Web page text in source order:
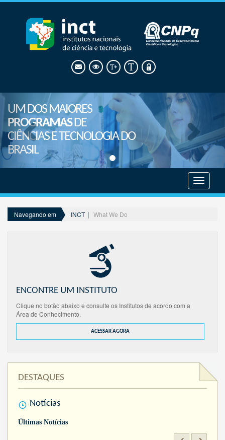
UM DOS MAIORES
PROGRAMASDE
CIÊNCIAS E TECNOLOGIA DO
BRASIL
menu
Navegando em INCT What We Do
ENCONTRE UM INSTITUTO
Clique no botão abaixo e consulte os Institutos de acordo com a
Área de Conhecimento.
ACESSAR AGORA
DESTAQUES
Notícias
Últimas Notícias